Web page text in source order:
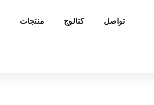
منتجات كتالوج تواصل